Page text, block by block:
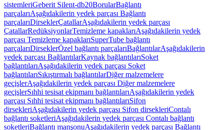
sistemleriGeberit Silent-db20BorularBağlantı
parçalarıAşağıdakilerin yedek parçası Bağlantı
parçalarıDirseklerÇatallarAşağıdakilerin yedek parçası
ÇatallarRedüksiyonlarTemizleme kapaklarıAşağıdakilerin yedek
parçası Temizleme kapaklarıSuperTube bağlantı
parçalarıDirseklerÖzel bağlantı parçalarıBağlantılarAşağıdakilerin
yedek parçası BağlantılarKaynak bağlantılarıSoket
bağlantılarıAşağıdakilerin yedek parçası Soket
bağlantılarıSıkıştırmalı bağlantılarDiğer malzemelere
geçişlerAşağıdakilerin yedek parçası Diğer malzemelere
geçişlerSıhhi tesisat ekipmanı bağlantılarıAşağıdakilerin yedek
parçası Sıhhi tesisat ekipmanı bağlantılarıSifon
dirsekleriAşağıdakilerin yedek parçası Sifon dirsekleriContalı
bağlantı soketleriAşağıdakilerin yedek parçası Contalı bağlantı
soketleriBağlantı manşonuAşağıdakilerin yedek parçası Bağlantı